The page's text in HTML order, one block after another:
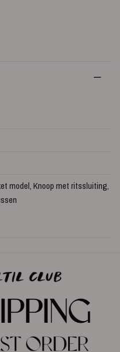
model, Knoop met ritssluiting,